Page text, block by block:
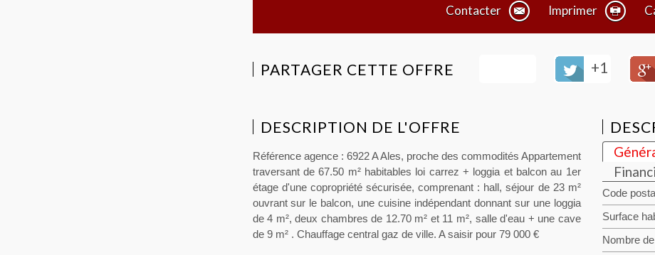
Contacter Imprimer
PARTAGER CETTE OFFRE +1
DESCRIPTION DE L'OFFRE
Référence agence : 6922 A Ales, proche des commodités Appartement
traversant de 67.50 m² habitables loi carrez + loggia et balcon au 1er
étage d'une copropriété sécurisée, comprenant : hall, séjour de 23 m²
ouvrant sur le balcon, une cuisine indépendant donnant sur une loggia
de 4 m², deux chambres de 12.70 m² et 11 m², salle d'eau + une cave
de 9 m² . Chauffage central gaz de ville. A saisir pour 79 000 €
Code postal
Surface
Nombre